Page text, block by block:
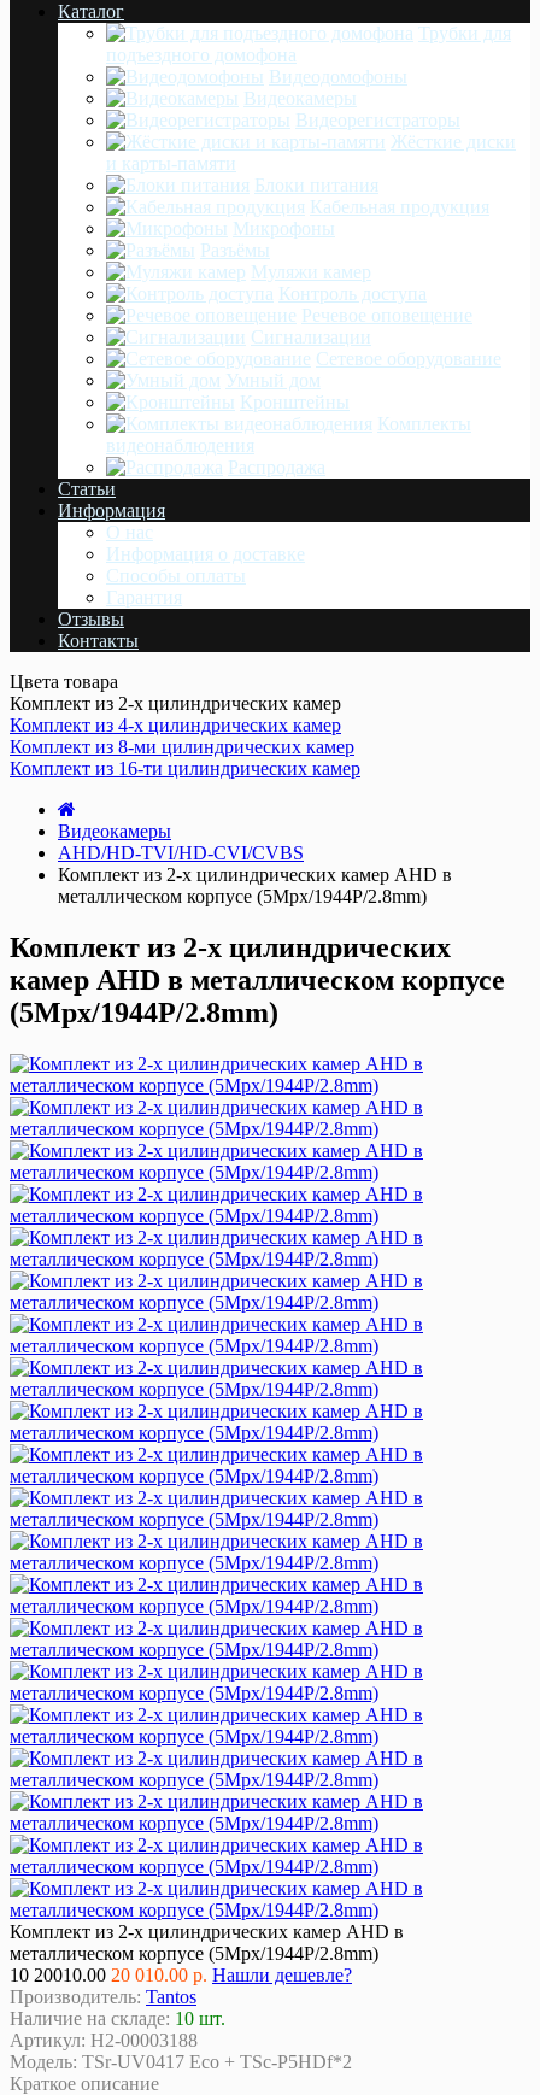
Каталог
Трубки для
подъездного домофона
Видеодомофоны
Видеокамеры
Видеорегистраторы
Жёсткие диски
и карты-памяти
Блоки питания
Кабельная продукция
Микрофоны
Разъёмы
Муляжи камер
Контроль доступа
Речевое оповещение
Сигнализации
Сетевое оборудование
Умный дом
Кронштейны
Комплекты
видеонаблюдения
Распродажа
Статьи
Информация
О нас
Информация о доставке
Cпособы оплаты
Гарантия
Отзывы
Контакты
Цвета товара
Комплект из 2-х цилиндрических камер
Комплект из 4-х цилиндрических камер
Комплект из 8-ми цилиндрических камер
Комплект из 16-ти цилиндрических камер
Видеокамеры
AHD/HD-TVI/HD-CVI/CVBS
Комплект из 2-х цилиндрических камер AHD в
металлическом корпусе (5Mpx/1944P/2.8mm)
Комплект из 2-х цилиндрических
камер AHD в металлическом корпусе
(5Mpx/1944P/2.8mm)
Комплект из 2-х цилиндрических камер AHD в
металлическом корпусе (5Mpx/1944P/2.8mm)
10 20010.00 20 010.00 р. Нашли дешевле?
Производитель: Tantos
Наличие на складе: 10 шт.
Артикул: Н2-00003188
Модель: TSr-UV0417 Eco + TSc-P5HDf*2
Краткое описание